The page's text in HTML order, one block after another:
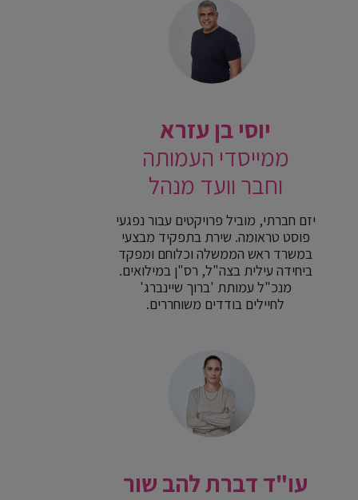
יוסי בן עזרא
ממייסדי העמותה
וחבר וועד מנהל
יזם חברתי, מוביל פרויקטים עבור נפגעי
פוסט טראומה. שירת בתפקיד מבצעי
במשרד ראש הממשלה וכלוחם ומפקד
ביחידה עילית בצה"ל, רס"ן במילואים.
מנכ"ל עמותת 'ברוך שיינברג'
לחיילים בודדים משוחררים.
עו"ד דברת להב שור